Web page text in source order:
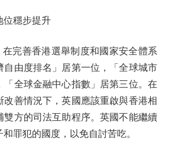
穩步提升
善香港選舉制度和國家安全體系
自由度排名」居第一位，「全球城市
「全球金融中心指數」居第三位。在
改善情況下，英國應該重啟與香港相
雙方的司法互助程序。英國不能繼續
罪犯的國度，以免自討苦吃。